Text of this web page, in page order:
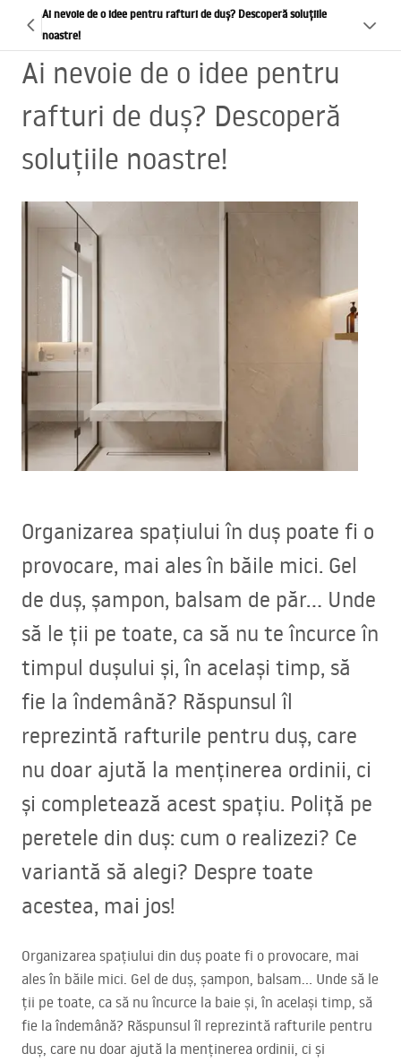
Ai nevoie de o idee pentru rafturi de duș? Descoperă soluțiile
noastre!
Ai nevoie de o idee pentru
rafturi de duș? Descoperă
soluțiile noastre!
Organizarea spațiului în duș poate fi o
provocare, mai ales în băile mici. Gel
de duș, șampon, balsam de păr… Unde
să le ții pe toate, ca să nu te încurce în
timpul dușului și, în același timp, să
fie la îndemână? Răspunsul îl
reprezintă rafturile pentru duș, care
nu doar ajută la menținerea ordinii, ci
și completează acest spațiu. Poliță pe
peretele din duș: cum o realizezi? Ce
variantă să alegi? Despre toate
acestea, mai jos!
Organizarea spațiului din duș poate fi o provocare, mai
ales în băile mici. Gel de duș, șampon, balsam… Unde să le
ții pe toate, ca să nu încurce la baie și, în același timp, să
fie la îndemână? Răspunsul îl reprezintă rafturile pentru
duș, care nu doar ajută la menținerea ordinii, ci și